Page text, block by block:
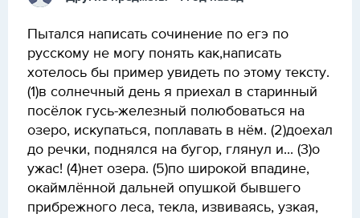
Пытался написать сочинение по егэ по
русскому не могу понять как,написать
хотелось бы пример увидеть по этому тексту.
(1)в солнечный день я приехал в старинный
посёлок гусь-железный полюбоваться на
озеро, искупаться, поплавать в нём. (2)доехал
до речки, поднялся на бугор, глянул и... (3)о
ужас! (4)нет озера. (5)по широкой впадине,
окаймлённой дальней опушкой бывшего
прибрежного леса, текла, извиваясь, узкая,